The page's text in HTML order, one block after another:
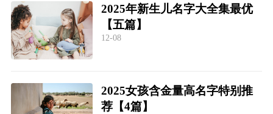
2025年新生儿名字大全集最优
【五篇】
12-08
2025女孩含金量高名字特别推
荐【4篇】